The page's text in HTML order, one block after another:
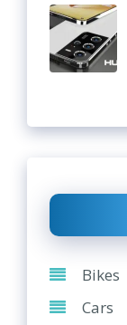
Bikes
Cars